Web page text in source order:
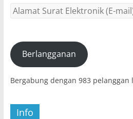
Alamat
(E-
mail)Berlangganan
Bergabung dengan 983 pelanggan
Info